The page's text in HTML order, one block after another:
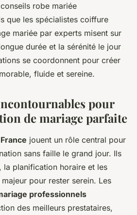
robe mariée
que les spécialistes coiffure
mariée par experts misent sur
durée et la sérénité le jour
se coordonnent pour créer
fluide et sereine.
pour
de mariage parfaite
jouent un rôle central pour
sans faille le grand jour. Ils
la planification horaire et les
pour rester serein. Les
professionnels
des meilleurs prestataires,